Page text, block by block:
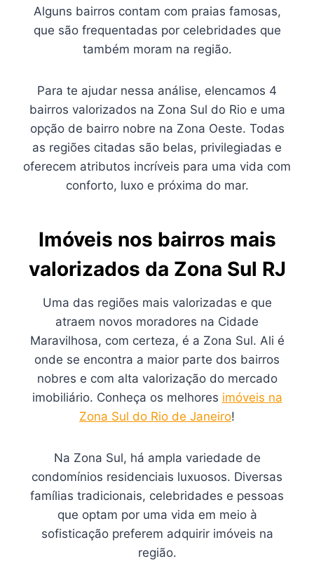
Alguns bairros contam com praias famosas,
que são frequentadas por celebridades que
também moram na região.
Para te ajudar nessa análise, elencamos 4
bairros valorizados na Zona Sul do Rio e uma
opção de bairro nobre na Zona Oeste. Todas
as regiões citadas são belas, privilegiadas e
oferecem atributos incríveis para uma vida com
conforto, luxo e próxima do mar.
Imóveis nos bairros mais
valorizados da Zona Sul RJ
Uma das regiões mais valorizadas e que
atraem novos moradores na Cidade
Maravilhosa, com certeza, é a Zona Sul. Ali é
onde se encontra a maior parte dos bairros
nobres e com alta valorização do mercado
imobiliário. Conheça os melhores imóveis na
Zona Sul do Rio de Janeiro!
Na Zona Sul, há ampla variedade de
condomínios residenciais luxuosos. Diversas
famílias tradicionais, celebridades e pessoas
que optam por uma vida em meio à
sofisticação preferem adquirir imóveis na
região.